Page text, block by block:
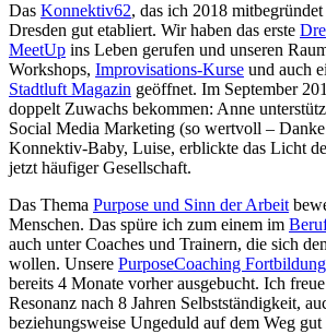
Das Konnektiv62, das ich 2018
Dresden gut etabliert. Wir haben das erste
MeetUp ins Leben gerufen und unseren
Workshops, Improvisations-Kurse und auch
Stadtluft Magazin geöffnet. Im September
doppelt Zuwachs bekommen: Anne
Social Media Marketing (so wertvoll –
Konnektiv-Baby, Luise, erblickte das Licht
jetzt häufiger Gesellschaft.
Das Thema Purpose und Sinn der Arbeit
Menschen. Das spüre ich zum einem im
auch unter Coaches und Trainern, die sich
wollen. Unsere PurposeCoaching Fortbildung
bereits 4 Monate vorher ausgebucht. Ich
Resonanz nach 8 Jahren Selbstständigkeit,
beziehungsweise Ungeduld auf dem Weg gut